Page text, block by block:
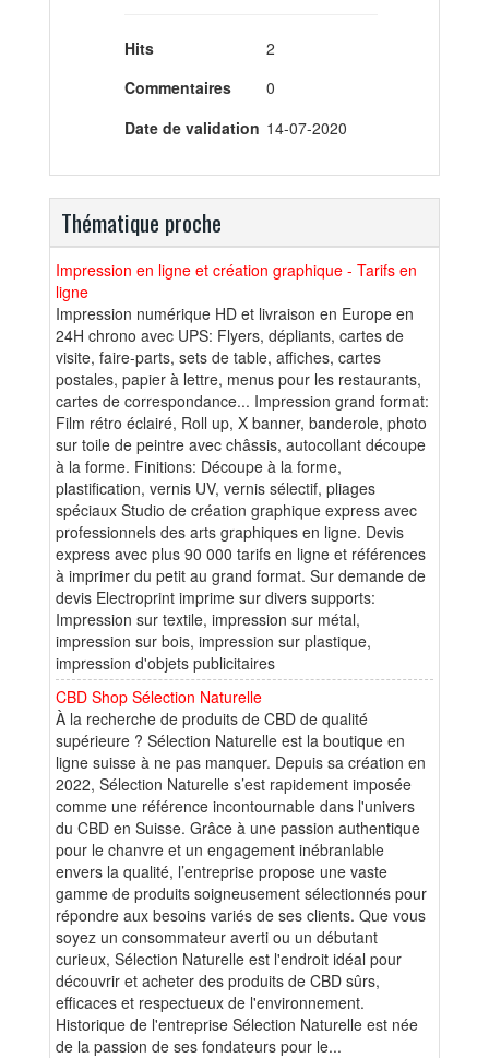
Hits
2
Commentaires
0
Date de validation 14-07-2020
Thématique proche
Impression en ligne et création graphique - Tarifs en
ligne
Impression numérique HD et livraison en Europe en
24H chrono avec UPS: Flyers, dépliants, cartes de
visite, faire-parts, sets de table, affiches, cartes
postales, papier à lettre, menus pour les restaurants,
cartes de correspondance... Impression grand format:
Film rétro éclairé, Roll up, X banner, banderole, photo
sur toile de peintre avec châssis, autocollant découpe
à la forme. Finitions: Découpe à la forme,
plastification, vernis UV, vernis sélectif, pliages
spéciaux Studio de création graphique express avec
professionnels des arts graphiques en ligne. Devis
express avec plus 90 000 tarifs en ligne et références
à imprimer du petit au grand format. Sur demande de
devis Electroprint imprime sur divers supports:
Impression sur textile, impression sur métal,
impression sur bois, impression sur plastique,
impression d'objets publicitaires
CBD Shop Sélection Naturelle
À la recherche de produits de CBD de qualité
supérieure ? Sélection Naturelle est la boutique en
ligne suisse à ne pas manquer. Depuis sa création en
2022, Sélection Naturelle s’est rapidement imposée
comme une référence incontournable dans l'univers
du CBD en Suisse. Grâce à une passion authentique
pour le chanvre et un engagement inébranlable
envers la qualité, l’entreprise propose une vaste
gamme de produits soigneusement sélectionnés pour
répondre aux besoins variés de ses clients. Que vous
soyez un consommateur averti ou un débutant
curieux, Sélection Naturelle est l'endroit idéal pour
découvrir et acheter des produits de CBD sûrs,
efficaces et respectueux de l'environnement.
Historique de l'entreprise Sélection Naturelle est née
de la passion de ses fondateurs pour le...